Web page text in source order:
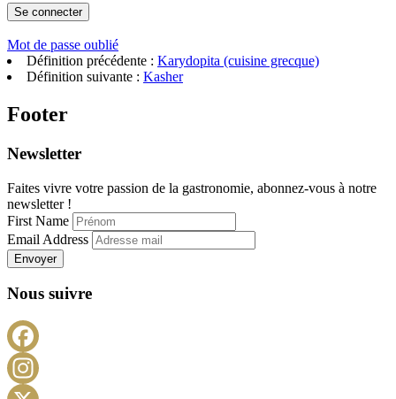
Mot de passe oublié
Définition précédente : Karydopita (cuisine grecque)
Définition suivante : Kasher
Footer
Newsletter
Faites vivre votre passion de la gastronomie, abonnez-vous à notre
newsletter !
First Name
Email Address
Envoyer
Nous suivre